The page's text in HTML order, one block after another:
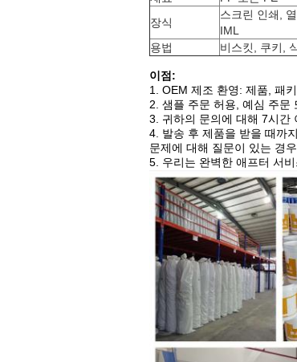
장식
스크린 인쇄,
IML
용법
비스킷, 쿠키,
이점:
1. OEM 제조 환영: 제품, 패키
2. 샘플 주문 허용, 예심 주문
3. 귀하의 문의에 대해 7시간
4. 발송 후 제품을 받을 때까
문제에 대해 질문이 있는 경
5. 우리는 완벽한 애프터 서